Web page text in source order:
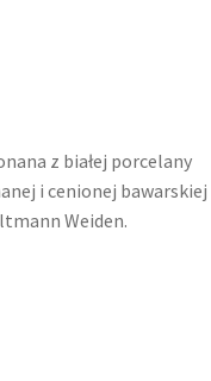
z białej porcelany
i cenionej bawarskiej
Weiden.